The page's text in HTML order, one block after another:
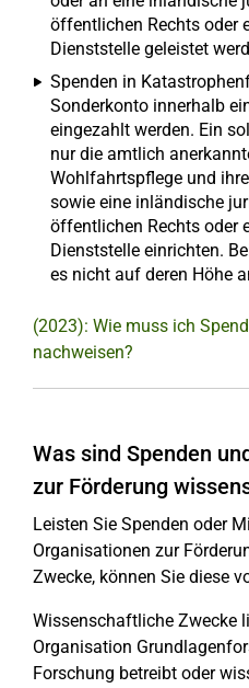
öffentlichen Rechts oder
Dienststelle geleistet
Spenden in
Sonderkonto innerhalb
eingezahlt werden. Ein
nur die amtlich
Wohlfahrtspflege und
sowie eine inländische
öffentlichen Rechts oder
Dienststelle einrichten.
es nicht auf deren Höhe
(2023): Wie muss ich
nachweisen?
Was sind Spenden
zur Förderung
Leisten Sie Spenden oder
Organisationen zur
Zwecke, können Sie diese
Wissenschaftliche Zwecke
Organisation
Forschung betreibt oder